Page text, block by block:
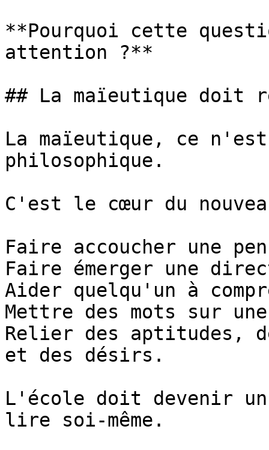
**Pourquoi cette
attention ?**
## La maïeutique doit
La maïeutique, ce
philosophique.
C'est le cœur du
Faire accoucher une
Faire émerger une
Aider quelqu'un à
Mettre des mots sur
Relier des aptitudes,
et des désirs.
L'école doit devenir
lire soi-même.